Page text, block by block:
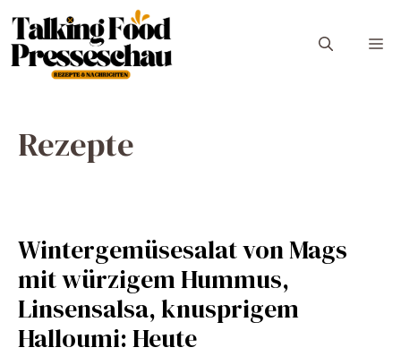
Inhalt
springen
Rezepte
Wintergemüsesalat von Mags
mit würzigem Hummus,
Linsensalsa, knusprigem
Halloumi: Heute